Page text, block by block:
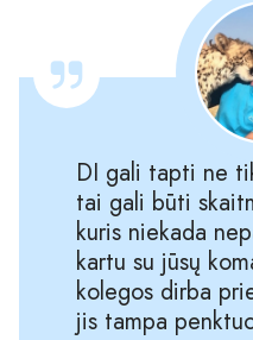
DI gali tapti ne
tai gali būti
kuris niekada
kartu su jūsų
kolegos dirba
jis tampa